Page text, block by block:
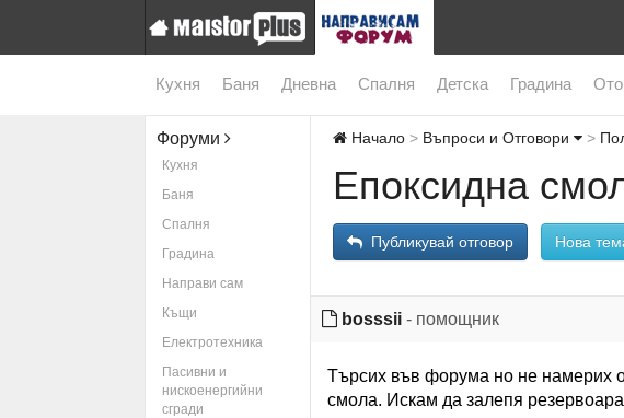
Кухня Баня Дневна Спалня Детска Градина
Форуми
Кухня
Баня
Спалня
Градина
Направи сам
Къщи
Електротехника
Пасивни и
нискоенергийни
сгради
Начало Въпроси и Отговори
Епоксидна
Публикувай отговор Нова
bosssii - помощник
Търсих във форума но не намерих
смола. Искам да залепя